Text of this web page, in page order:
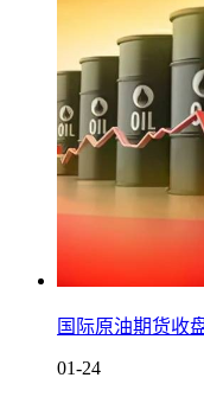
国际原油期货收
01-24